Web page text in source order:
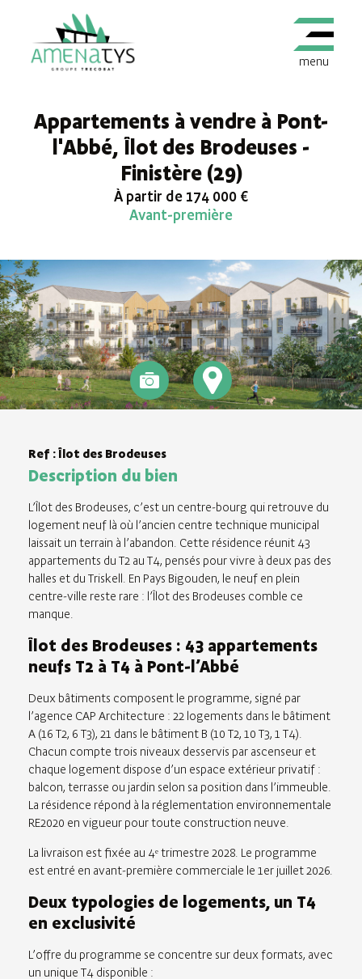
menu
Appartements à vendre à Pont-
l'Abbé, Îlot des Brodeuses -
Finistère (29)
À partir de 174 000 €
Avant-première
Ref : Îlot des Brodeuses
Description du bien
L’Îlot des Brodeuses, c’est un centre-bourg qui retrouve du
logement neuf là où l’ancien centre technique municipal
laissait un terrain à l’abandon. Cette résidence réunit 43
appartements du T2 au T4, pensés pour vivre à deux pas des
halles et du Triskell. En Pays Bigouden, le neuf en plein
centre-ville reste rare : l’Îlot des Brodeuses comble ce
manque.
Îlot des Brodeuses : 43 appartements
neufs T2 à T4 à Pont-l’Abbé
Deux bâtiments composent le programme, signé par
l’agence CAP Architecture : 22 logements dans le bâtiment
A (16 T2, 6 T3), 21 dans le bâtiment B (10 T2, 10 T3, 1 T4).
Chacun compte trois niveaux desservis par ascenseur et
chaque logement dispose d’un espace extérieur privatif :
balcon, terrasse ou jardin selon sa position dans l’immeuble.
La résidence répond à la réglementation environnementale
RE2020 en vigueur pour toute construction neuve.
La livraison est fixée au 4ᵉ trimestre 2028. Le programme
est entré en avant-première commerciale le 1er juillet 2026.
Deux typologies de logements, un T4
en exclusivité
L’offre du programme se concentre sur deux formats, avec
un unique T4 disponible :